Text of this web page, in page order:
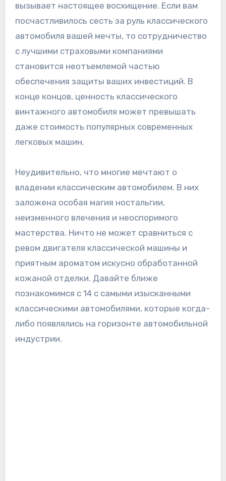
вызывает настоящее восхищение. Если вам
посчастливилось сесть за руль классического
автомобиля вашей мечты, то сотрудничество
с лучшими страховыми компаниями
становится неотъемлемой частью
обеспечения защиты ваших инвестиций. В
конце концов, ценность классического
винтажного автомобиля может превышать
даже стоимость популярных современных
легковых машин.
Неудивительно, что многие мечтают о
владении классическим автомобилем. В них
заложена особая магия ностальгии,
неизменного влечения и неоспоримого
мастерства. Ничто не может сравниться с
ревом двигателя классической машины и
приятным ароматом искусно обработанной
кожаной отделки. Давайте ближе
познакомимся с 14 с самыми изысканными
классическими автомобилями, которые когда-
либо появлялись на горизонте автомобильной
индустрии.